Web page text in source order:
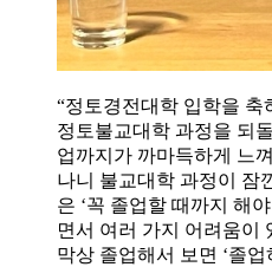
“정토경전대학 입학을
정토불교대학 과정을 되
업까지가 까마득하게 느
나니 불교대학 과정이 잠
은 ‘꼭 졸업할 때까지 해
면서 여러 가지 어려움이
막상 졸업해서 보면 ‘졸